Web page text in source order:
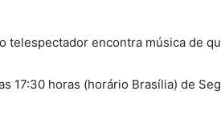
telespectador encontra música de
17:30 horas (horário Brasília) de